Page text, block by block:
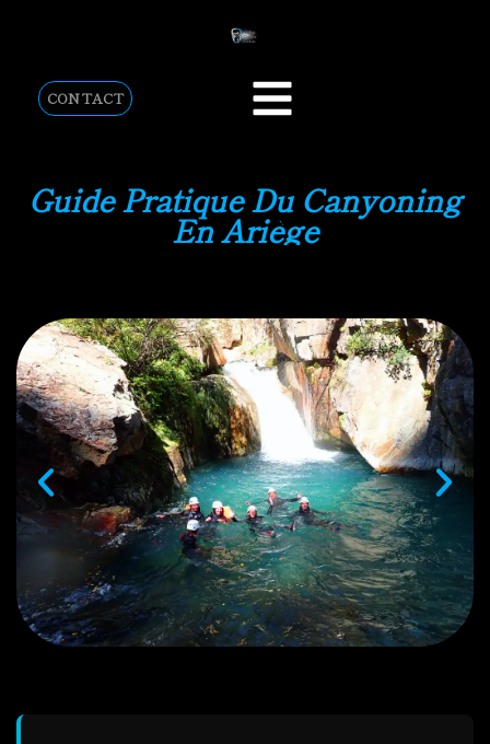
CONTACT
Guide Pratique Du Canyoning
En Ariège